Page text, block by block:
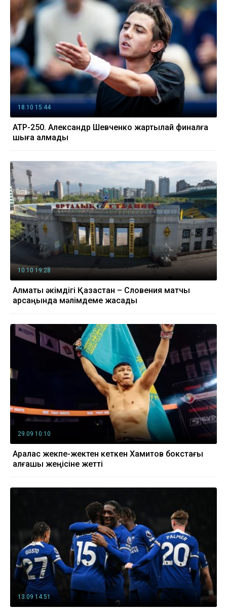
18.10 15:44
ATP-250. Александр Шевченко жартылай финалға
шыға алмады
10.10 19:28
Алматы әкімдігі Қазақстан – Словения матчы
қарсаңында мәлімдеме жасады
29.09 10:10
Аралас жекпе-жектен кеткен Хамитов бокстағы
алғашқы жеңісіне жетті
13.09 14:51